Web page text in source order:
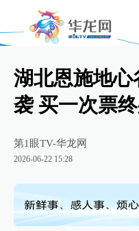
湖北恩施地
袭 买一次票
第1眼TV-华龙网
2026-06-22 15:28